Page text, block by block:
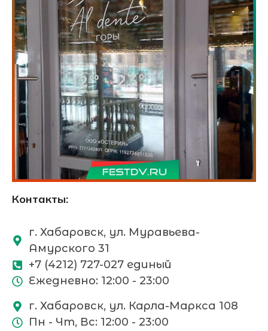
Контакты:
г. Хабаровск, ул. Муравьева-
Амурского 31
+7 (4212) 727-027 единый
Ежедневно: 12:00 - 23:00
г. Хабаровск, ул. Карла-Маркса 108
Пн - Чт, Вс: 12:00 - 23:00